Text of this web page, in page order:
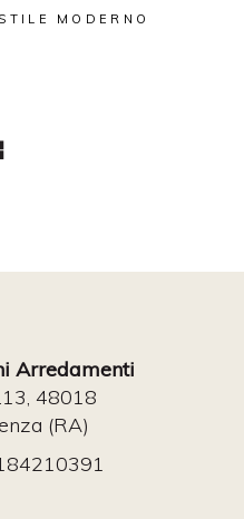
STILE MODERNO
Arredamenti
48018
(RA)